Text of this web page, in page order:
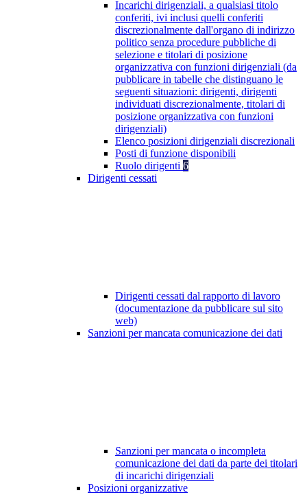
Incarichi dirigenziali, a qualsiasi titolo
conferiti, ivi inclusi quelli conferiti
discrezionalmente dall'organo di indirizzo
politico senza procedure pubbliche di
selezione e titolari di posizione
organizzativa con funzioni dirigenziali (da
pubblicare in tabelle che distinguano le
seguenti situazioni: dirigenti, dirigenti
individuati discrezionalmente, titolari di
posizione organizzativa con funzioni
dirigenziali)
Elenco posizioni dirigenziali discrezionali
Posti di funzione disponibili
Ruolo dirigenti 6
Dirigenti cessati
Dirigenti cessati dal rapporto di lavoro
(documentazione da pubblicare sul sito
web)
Sanzioni per mancata comunicazione dei dati
Sanzioni per mancata o incompleta
comunicazione dei dati da parte dei titolari
di incarichi dirigenziali
Posizioni organizzative